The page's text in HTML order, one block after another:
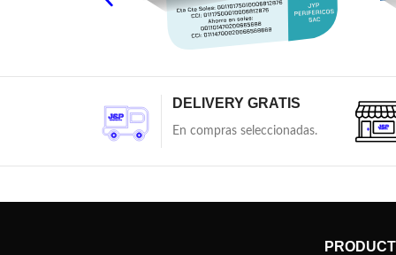
DELIVERY GRATIS
En compras seleccionadas.